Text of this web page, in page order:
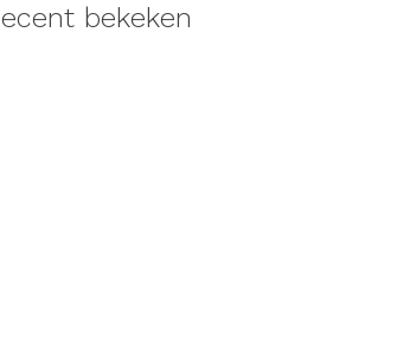
bekeken